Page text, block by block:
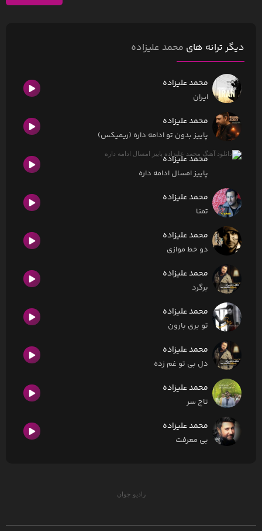
دیگر ترانه های محمد علیزاده
محمد علیزاده
ایران
محمد علیزاده
پاییز بدون تو ادامه داره (ریمیکس)
محمد علیزاده
پاییز امسال ادامه داره
محمد علیزاده
تمنا
محمد علیزاده
دو خط موازی
محمد علیزاده
برگرد
محمد علیزاده
تو بری بارون
محمد علیزاده
دل بی تو غم زده
محمد علیزاده
تاج سر
محمد علیزاده
بی معرفت
رادیو جوان